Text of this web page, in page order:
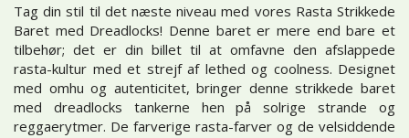
Tag din stil til det næste niveau med vores Rasta Strikkede
Baret med Dreadlocks! Denne baret er mere end bare et
tilbehør; det er din billet til at omfavne den afslappede
rasta-kultur med et strejf af lethed og coolness. Designet
med omhu og autenticitet, bringer denne strikkede baret
med dreadlocks tankerne hen på solrige strande og
reggaerytmer. De farverige rasta-farver og de velsiddende